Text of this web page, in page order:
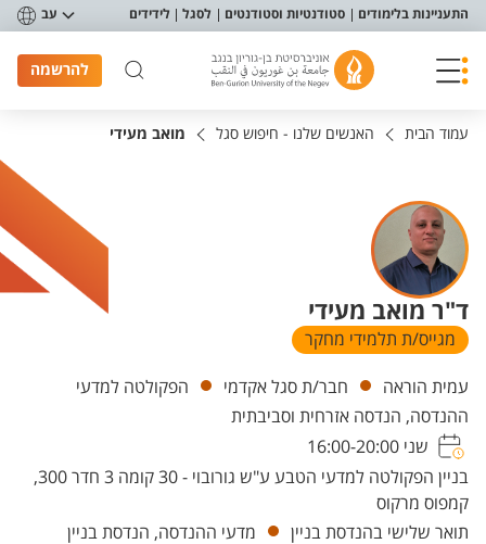
תפריט נגישות
התעניינות בלימודים סטודנטיות וסטודנטים לסגל לידידים עב
להרשמה
עמוד הבית האנשים שלנו - חיפוש סגל מואב מעידי
ד"ר מואב מעידי
מגייס/ת תלמידי מחקר
יחידות
עמית הוראה חבר/ת סגל אקדמי
הפקולטה למדעי
ההנדסה, הנדסה אזרחית וסביבתית
בניין הפקולטה למדעי הטבע ע"ש גורובוי - 30 קומה 3 חדר 300,
קמפוס מרקוס
שני 16:00-20:00
תואר שלישי בהנדסת בניין מדעי ההנדסה, הנדסת בניין